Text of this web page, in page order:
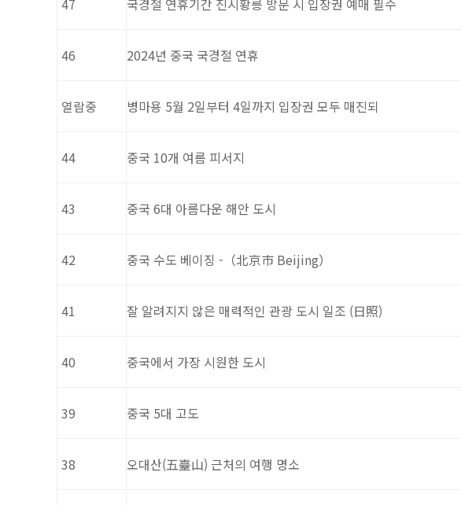
47 국경절 연휴기간 진시황릉 방문 시 입장권 예매 필수
46 2024년 중국 국경절 연휴
열람중 병마용 5월 2일부터 4일까지 입장권 모두 매진되
44 중국 10개 여름 피서지
43 중국 6대 아름다운 해안 도시
42 중국 수도 베이징 -（北京市 Beijing）
41 잘 알려지지 않은 매력적인 관광 도시 일조 (日照)
40 중국에서 가장 시원한 도시
39 중국 5대 고도
38 오대산(五臺山) 근처의 여행 명소